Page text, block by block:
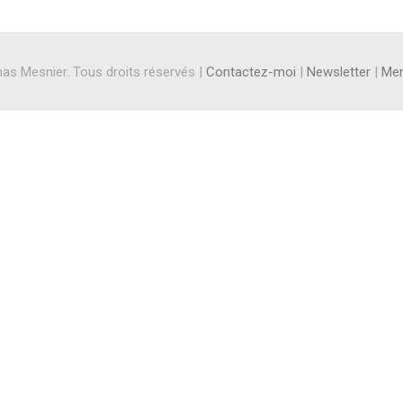
Mesnier. Tous droits réservés |Contactez-moi |Newsletter |